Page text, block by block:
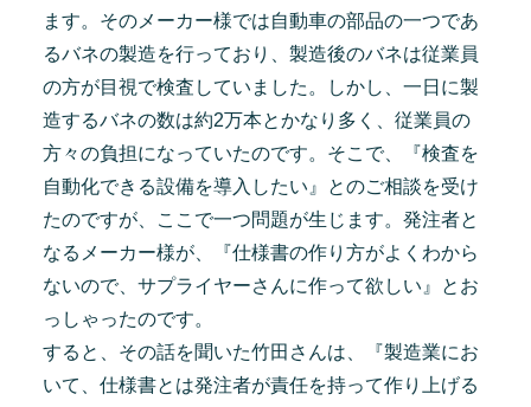
ます。そのメーカー様では自動車の部品の一つであ
るバネの製造を行っており、製造後のバネは従業員
の方が目視で検査していました。しかし、一日に製
造するバネの数は約2万本とかなり多く、従業員の
方々の負担になっていたのです。そこで、『検査を
自動化できる設備を導入したい』とのご相談を受け
たのですが、ここで一つ問題が生じます。発注者と
なるメーカー様が、『仕様書の作り方がよくわから
ないので、サプライヤーさんに作って欲しい』とお
っしゃったのです。
すると、その話を聞いた竹田さんは、『製造業にお
いて、仕様書とは発注者が責任を持って作り上げる